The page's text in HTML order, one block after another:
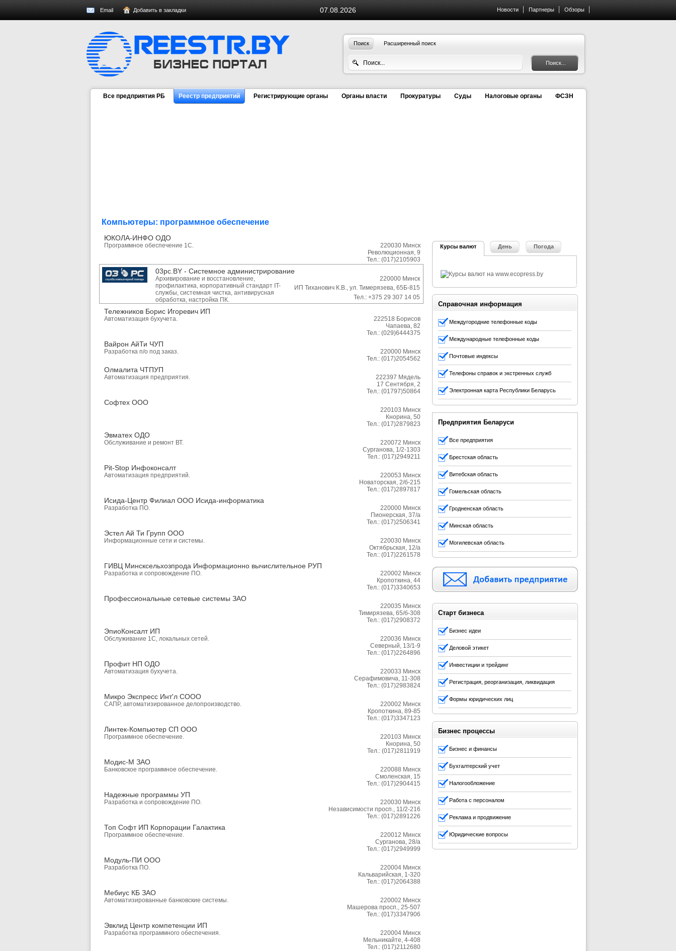
07.08.2026
Email Добавить в закладки Новости Партнеры Обзоры
Поиск Расширенный поиск
Все предприятия РБ Реестр предприятий Регистрирующие органы Органы власти Прокуратуры Суды Налоговые органы ФСЗН
Компьютеры: программное обеспечение
ЮКОЛА-ИНФО ОДО
Программное обеспечение 1С. 220030 Минск
Революционная, 9
Тел.: (017)2105903
03pc.BY - Системное администрирование
Архивирование и восстановление,
профилактика, корпоративный стандарт IT-
службы, системная чистка, антивирусная
обработка, настройка ПК.
220000 Минск
ИП Тиханович К.В., ул. Тимерязева, 65Б-815
Тел.: +375 29 307 14 05
Тележников Борис Игоревич ИП
Автоматизация бухучета. 222518 Борисов
Чапаева, 82
Тел.: (029)6444375
Вайрон АйТи ЧУП
Разработка п/о под заказ. 220000 Минск
Тел.: (017)2054562
Олмалита ЧТПУП
Автоматизация предприятия. 222397 Мядель
17 Сентября, 2
Тел.: (01797)50864
Софтех ООО
220103 Минск
Кнорина, 50
Тел.: (017)2879823
Эвматех ОДО
Обслуживание и ремонт ВТ. 220072 Минск
Сурганова, 1/2-1303
Тел.: (017)2949211
Pit-Stop Инфоконсалт
Автоматизация предприятий. 220053 Минск
Новаторская, 2/б-215
Тел.: (017)2897817
Исида-Центр Филиал ООО Исида-информатика
Разработка ПО. 220000 Минск
Пионерская, 37/а
Тел.: (017)2506341
Эстел Ай Ти Групп ООО
Информационные сети и системы. 220030 Минск
Октябрьская, 12/а
Тел.: (017)2261578
ГИВЦ Минсксельхозпрода Информационно вычислительное РУП
Разработка и сопровождение ПО. 220002 Минск
Кропоткина, 44
Тел.: (017)3340653
Профессиональные сетевые системы ЗАО
220035 Минск
Тимирязева, 65/б-308
Тел.: (017)2908372
ЭпиоКонсалт ИП
Обслуживание 1С, локальных сетей. 220036 Минск
Северный, 13/1-9
Тел.: (017)2264896
Профит НП ОДО
Автоматизация бухучета. 220033 Минск
Серафимовича, 11-308
Тел.: (017)2983824
Микро Экспресс Инт'л СООО
САПР, автоматизированное делопроизводство. 220002 Минск
Кропоткина, 89-85
Тел.: (017)3347123
Линтек-Компьютер СП ООО
Программное обеспечение. 220103 Минск
Кнорина, 50
Тел.: (017)2811919
Модис-М ЗАО
Банковское программное обеспечение. 220088 Минск
Смоленская, 15
Тел.: (017)2904415
Надежные программы УП
Разработка и сопровождение ПО. 220030 Минск
Независимости просп., 11/2-216
Тел.: (017)2891226
Топ Софт ИП Корпорации Галактика
Программное обеспечение. 220012 Минск
Сурганова, 28/а
Тел.: (017)2949999
Модуль-ПИ ООО
Разработка ПО. 220004 Минск
Кальварийская, 1-320
Тел.: (017)2064388
Мебиус КБ ЗАО
Автоматизированные банковские системы. 220002 Минск
Машерова просп., 25-507
Тел.: (017)3347906
Эвклид Центр компетенции ИП
Разработка программного обеспечения. 220004 Минск
Мельникайте, 4-408
Тел.: (017)2112680
Курсы валют День Погода
Справочная информация
Междугородние телефонные коды
Международные телефонные коды
Почтовые индексы
Телефоны справок и экстренных служб
Электронная карта Республики Беларусь
Предприятия Беларуси
Все предприятия
Брестская область
Витебская область
Гомельская область
Гродненская область
Минская область
Могилевская область
Старт бизнеса
Бизнес идеи
Деловой этикет
Инвестиции и трейдинг
Регистрация, реорганизация, ликвидация
Формы юридических лиц
Бизнес процессы
Бизнес и финансы
Бухгалтерский учет
Налогообложение
Работа с персоналом
Реклама и продвижение
Юридические вопросы